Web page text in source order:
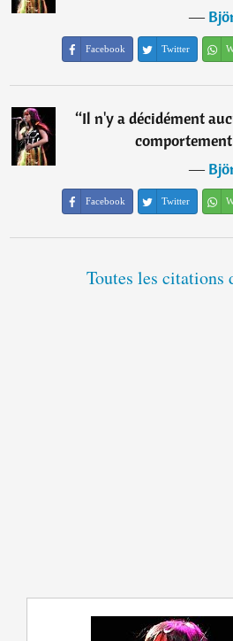
―
Facebook Twitter
“Il n'y a décidément
―
Facebook Twitter
Toutes les citations